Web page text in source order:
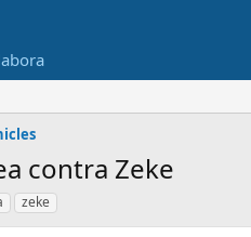
contra Zeke
zeke